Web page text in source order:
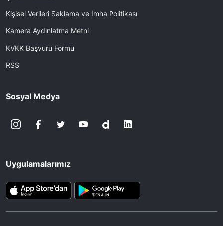
Kişisel Verileri Saklama ve İmha Politikası
Kamera Aydınlatma Metni
KVKK Başvuru Formu
RSS
Sosyal Medya
Uygulamalarımız